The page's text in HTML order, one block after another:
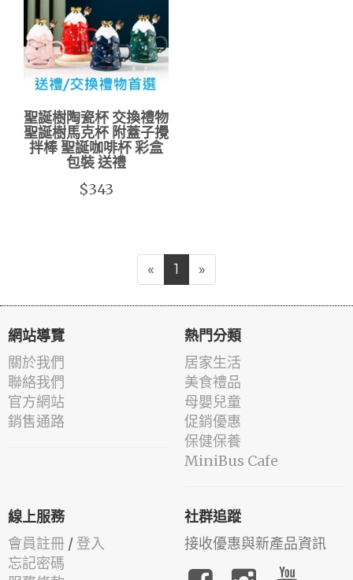
聖誕樹陶瓷杯 交換禮物
聖誕樹馬克杯 附蓋子攪
拌棒 聖誕咖啡杯 彩盒
包裝 送禮
$343
« 1 »
網站導覽
關於我們
聯絡我們
官方網站
銷售通路
熱門分類
居家生活
美食禮品
母嬰兒童
促銷優惠
保健保養
MiniBus Cafe
線上服務
會員註冊 / 登入
忘記密碼
社群追蹤
接收優惠與新產品資訊